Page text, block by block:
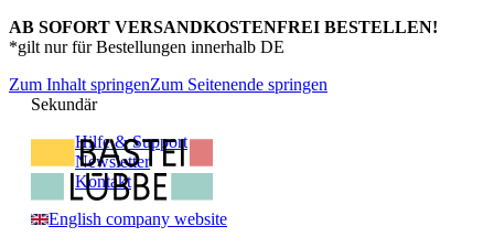
AB SOFORT VERSANDKOSTENFREI BESTELLEN!
*gilt nur für Bestellungen innerhalb DE
Zum Inhalt springenZum Seitenende springen
Sekundär
Hilfe & Support
Newsletter
Kontakt
English company website